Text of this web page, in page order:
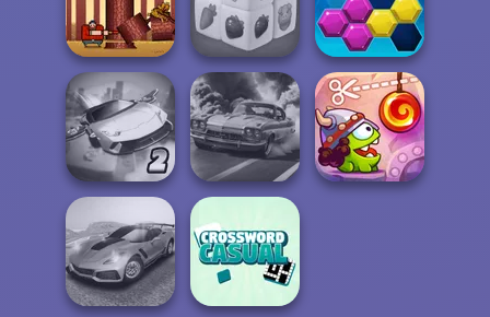
Timberman
Farm Mahjong
3D
Puzzle Fever
Ultimate Flying
Car 2
3D Car Simulator